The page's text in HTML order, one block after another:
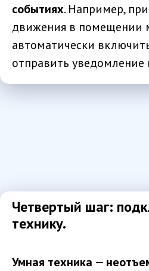
событиях. Например,
движения в помещении
автоматически
отправить
Четвертый шаг:
технику.
Умная техника —